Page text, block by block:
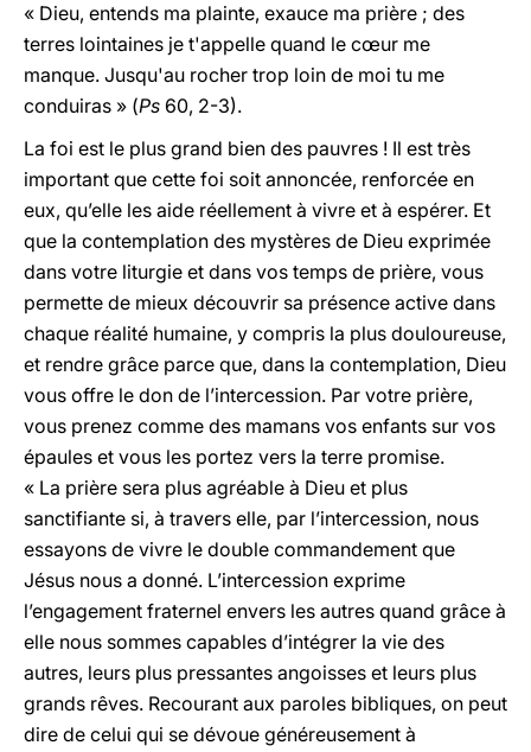
« Dieu, entends ma plainte, exauce ma prière ; des
terres lointaines je t'appelle quand le cœur me
manque. Jusqu'au rocher trop loin de moi tu me
conduiras » (Ps 60, 2-3).
La foi est le plus grand bien des pauvres ! Il est très
important que cette foi soit annoncée, renforcée en
eux, qu’elle les aide réellement à vivre et à espérer. Et
que la contemplation des mystères de Dieu exprimée
dans votre liturgie et dans vos temps de prière, vous
permette de mieux découvrir sa présence active dans
chaque réalité humaine, y compris la plus douloureuse,
et rendre grâce parce que, dans la contemplation, Dieu
vous offre le don de l’intercession. Par votre prière,
vous prenez comme des mamans vos enfants sur vos
épaules et vous les portez vers la terre promise.
« La prière sera plus agréable à Dieu et plus
sanctifiante si, à travers elle, par l’intercession, nous
essayons de vivre le double commandement que
Jésus nous a donné. L’intercession exprime
l’engagement fraternel envers les autres quand grâce à
elle nous sommes capables d’intégrer la vie des
autres, leurs plus pressantes angoisses et leurs plus
grands rêves. Recourant aux paroles bibliques, on peut
dire de celui qui se dévoue généreusement à